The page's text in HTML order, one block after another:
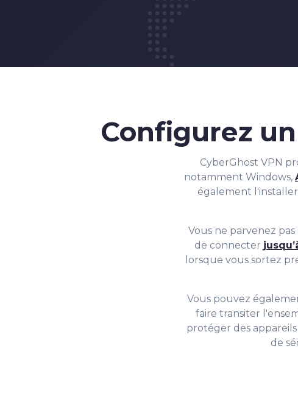
Configurez
CyberGhost VPN
notamment Windows,
également
Vous ne parvenez
de connecter
lorsque vous sortez
Vous pouvez
faire transiter
protéger des
de